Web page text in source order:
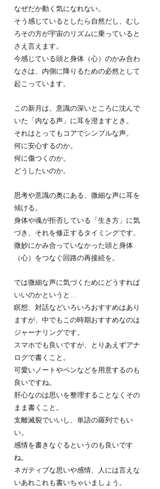
なぜだか動く気になれない。
そう感じているとしたら自然だし、むし
ろその方が宇宙のリズムに乗っていると
さえ言えます。
今感じている頭と身体（心）のかみ合わ
なさは、内側に降りるための必然として
起こっています。
この新月は、意識の深いところに沈んで
いた「内なる声」に耳を澄ますとき。
それはとってもコアでシンプルな声。
何に安心するのか。
何に傷つくのか。
どうしたいのか。
思考や意識の奥にある、微細な声に耳を
傾ける。
身体や魂が拒否している「生き方」に気
づき、それを修正するタイミングです。
微妙にかみ合っていなかった頭と身体
（心）をつなぐ回路の再接続を。
では微細な声に気づくためにどうすれば
いいのかというと…
瞑想、対話などいろいろおすすめはあり
ますが、中でもこの時期おすすめなのは
ジャーナリングです。
スマホでも良いですが、とりあえずアナ
ログで書くこと。
可愛いノートやペンなどを用意するのも
良いですね。
肝心なのは思いを整理することなくその
まま書くこと。
支離滅裂でいいし、単語の羅列でもい
い。
感情を書きなぐるというのも良いです
ね。
ネガティブな思いや感情、人には言えな
いあれこれも書いちゃいましょう。